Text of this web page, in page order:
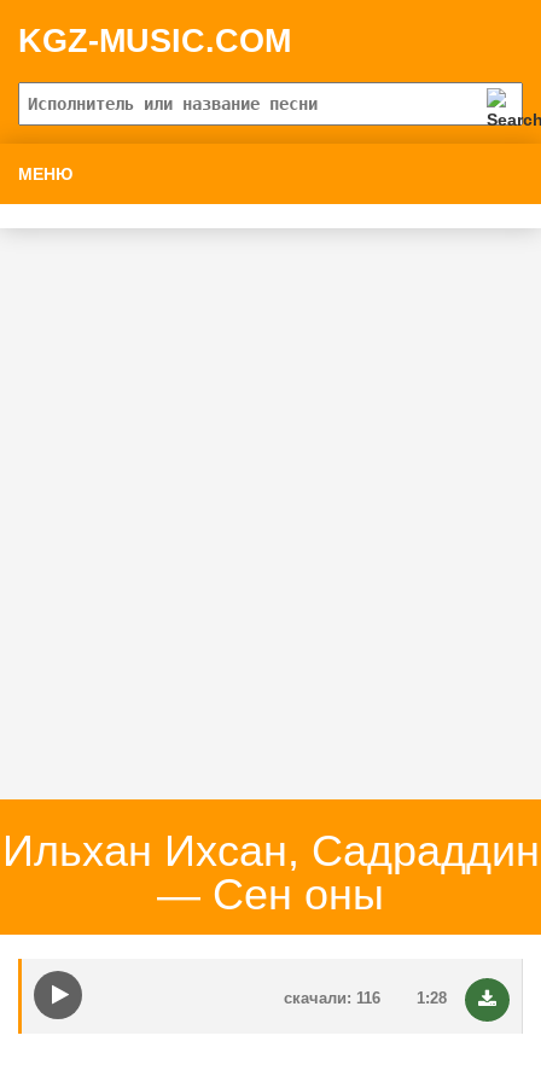
KGZ-MUSIC.COM
МЕНЮ
Ильхан Ихсан, Садраддин
— Сен оны
1:28
скачали: 116